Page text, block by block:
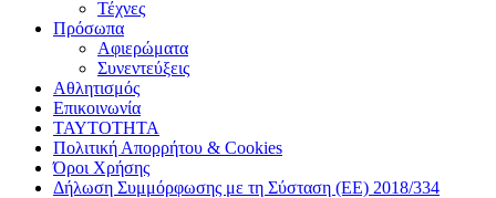
Τέχνες
Πρόσωπα
Αφιερώματα
Συνεντεύξεις
Αθλητισμός
Επικοινωνία
ΤΑΥΤΟΤΗΤΑ
Πολιτική Απορρήτου & Cookies
Όροι Χρήσης
Δήλωση Συμμόρφωσης με τη Σύσταση (ΕΕ) 2018/334